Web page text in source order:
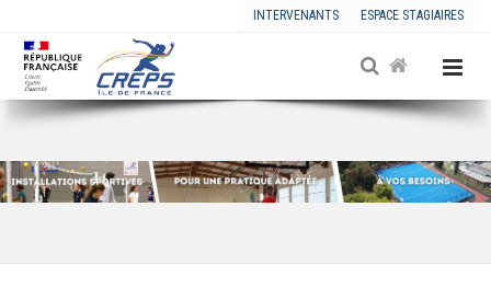
INTERVENANTS ESPACE STAGIAIRES